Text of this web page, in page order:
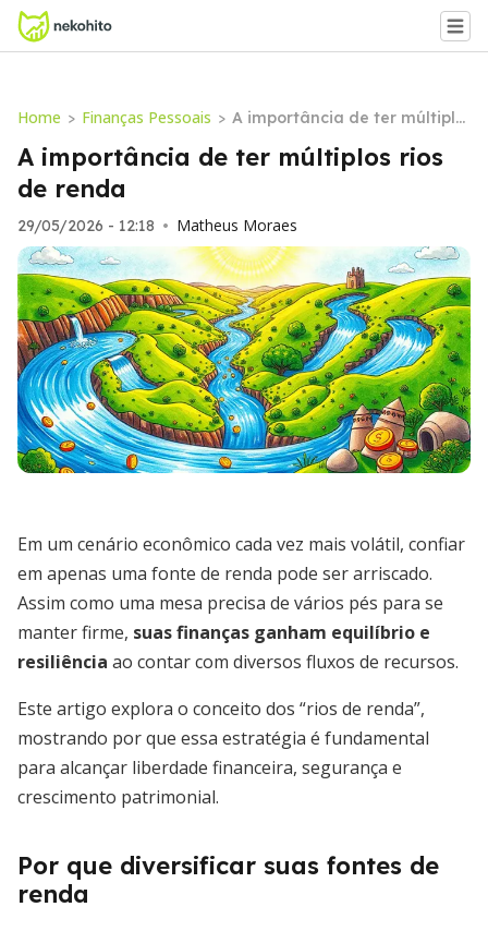
Home > Finanças Pessoais > A importância de ter múltiplo
s rios de renda
A importância de ter múltiplos rios
de renda
29/05/2026 - 12:18 • Matheus Moraes
Em um cenário econômico cada vez mais volátil, confiar
em apenas uma fonte de renda pode ser arriscado.
Assim como uma mesa precisa de vários pés para se
manter firme, suas finanças ganham equilíbrio e
resiliência ao contar com diversos fluxos de recursos.
Este artigo explora o conceito dos “rios de renda”,
mostrando por que essa estratégia é fundamental
para alcançar liberdade financeira, segurança e
crescimento patrimonial.
Por que diversificar suas fontes de
renda